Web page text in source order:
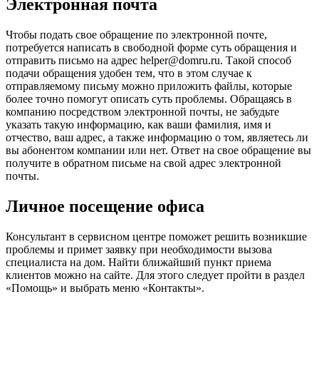
Электронная почта
Чтобы подать свое обращение по электронной почте,
потребуется написать в свободной форме суть обращения и
отправить письмо на адрес helper@domru.ru. Такой способ
подачи обращения удобен тем, что в этом случае к
отправляемому письму можно приложить файлы, которые
более точно помогут описать суть проблемы. Обращаясь в
компанию посредством электронной почты, не забудьте
указать такую информацию, как ваши фамилия, имя и
отчество, ваш адрес, а также информацию о том, являетесь ли
вы абонентом компании или нет. Ответ на свое обращение вы
получите в обратном письме на свой адрес электронной
почты.
Личное посещение офиса
Консультант в сервисном центре поможет решить возникшие
проблемы и примет заявку при необходимости вызова
специалиста на дом. Найти ближайший пункт приема
клиентов можно на сайте. Для этого следует пройти в раздел
«Помощь» и выбрать меню «Контакты».